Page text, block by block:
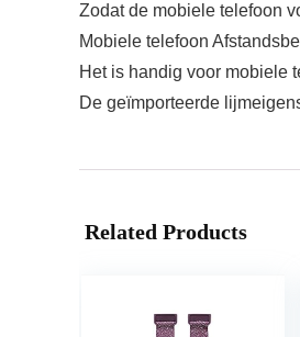
Zodat de mobiele telefoon
Mobiele telefoon
Het is handig voor mobiele
De geïmporteerde
Related Products